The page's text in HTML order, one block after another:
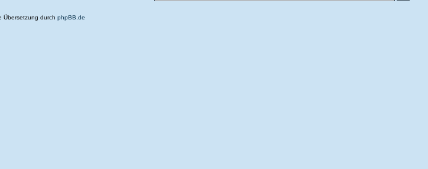
Übersetzung durchphpBB.de